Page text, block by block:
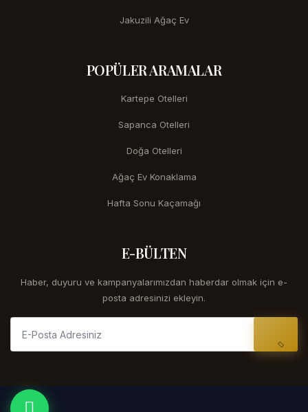
Jakuzili Ağaç Ev
POPÜLER ARAMALAR
Kartepe Otelleri
Sapanca Otelleri
Doğa Otelleri
Ağaç Ev Konaklama
Hafta Sonu Kaçamağı
E-BÜLTEN
Haber, duyuru ve kampanyalarımızdan haberdar olmak için e-
posta adresinizi ekleyin.